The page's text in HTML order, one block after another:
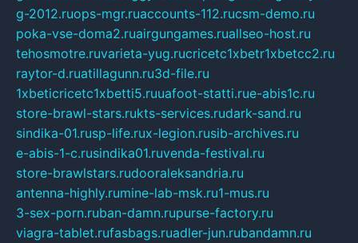
g-2012.ruops-mgr.ruaccounts-112.rucsm-demo.ru
poka-vse-doma2.ruairgungames.ruallseo-host.ru
tehosmotre.ruvarieta-yug.rucricetc1xbetr1xbetcc2.ru
raytor-d.ruatillagunn.ru3d-file.ru
1xbeticricetc1xbetti5.ruuafoot-statti.rue-abis1c.ru
store-brawl-stars.rukts-services.rudark-sand.ru
sindika-01.rusp-life.rux-legion.rusib-archives.ru
e-abis-1-c.rusindika01.ruvenda-festival.ru
store-brawlstars.rudooraleksandria.ru
antenna-highly.rumine-lab-msk.ru1-mus.ru
3-sex-porn.ruban-damn.rupurse-factory.ru
viagra-tablet.rufasbags.ruadler-jun.rubandamn.ru